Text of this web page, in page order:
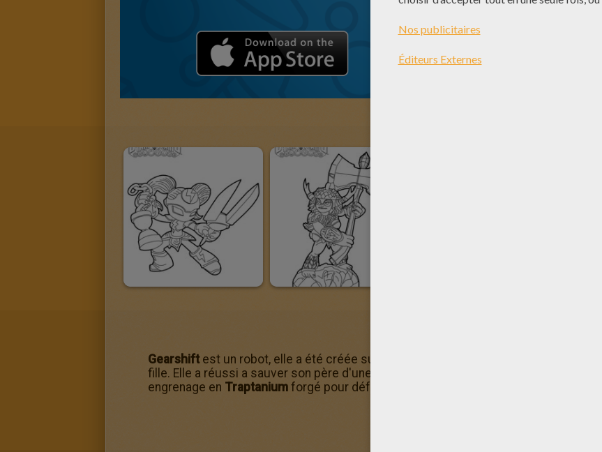
Gearshiftest un robot, elle a été créée sur la Tech Island de Metallana par King
fille. Elle a réussi a sauver son père d'une attaque de Stormriders en les chassant
engrenage en Traptanium forgé pour défendre les